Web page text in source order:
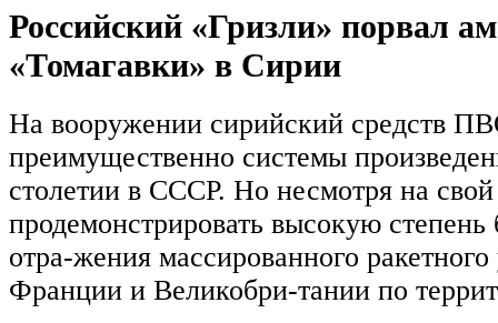
Российский «Гризли» порвал
«Томагавки» в Сирии
На вооружении сирийский средств
преимущественно системы
столетии в СССР. Но несмотря на свой
продемонстрировать высокую степень
отра-жения массированного
Франции и Великобри-тании по